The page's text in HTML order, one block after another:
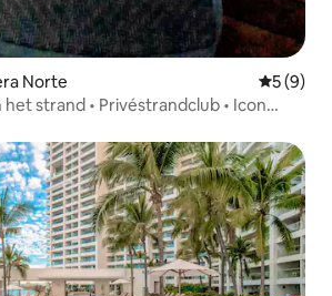
Norte
5 (9)
het strand • Privéstrandclub • Icon